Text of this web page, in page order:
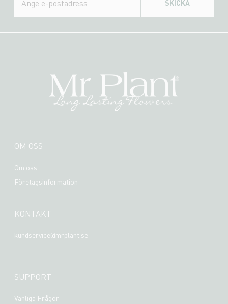
SKICKA
OM OSS
Om oss
Företagsinformation
KONTAKT
kundservice@mrplant.se
SUPPORT
Vanliga Frågor